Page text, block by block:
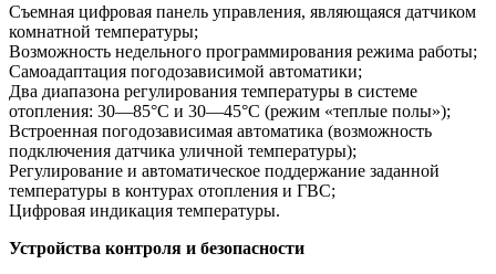
Съемная цифровая панель управления, являющаяся датчиком
комнатной температуры;
Возможность недельного программирования режима работы;
Самоадаптация погодозависимой автоматики;
Два диапазона регулирования температуры в системе
отопления: 30—85°С и 30—45°С (режим «теплые полы»);
Встроенная погодозависимая автоматика (возможность
подключения датчика уличной температуры);
Регулирование и автоматическое поддержание заданной
температуры в контурах отопления и ГВС;
Цифровая индикация температуры.
Устройства контроля и безопасности